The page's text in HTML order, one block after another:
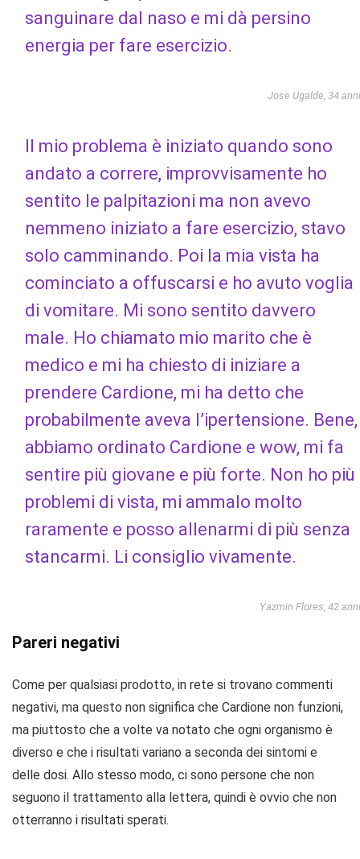
sanguinare dal naso e mi dà persino
energia per fare esercizio.
Jose Ugalde, 34 anni
Il mio problema è iniziato quando sono
andato a correre, improvvisamente ho
sentito le palpitazioni ma non avevo
nemmeno iniziato a fare esercizio, stavo
solo camminando. Poi la mia vista ha
cominciato a offuscarsi e ho avuto voglia
di vomitare. Mi sono sentito davvero
male. Ho chiamato mio marito che è
medico e mi ha chiesto di iniziare a
prendere Cardione, mi ha detto che
probabilmente aveva l’ipertensione. Bene,
abbiamo ordinato Cardione e wow, mi fa
sentire più giovane e più forte. Non ho più
problemi di vista, mi ammalo molto
raramente e posso allenarmi di più senza
stancarmi. Li consiglio vivamente.
Yazmin Flores, 42 anni
Pareri negativi
Come per qualsiasi prodotto, in rete si trovano commenti
negativi, ma questo non significa che Cardione non funzioni,
ma piuttosto che a volte va notato che ogni organismo è
diverso e che i risultati variano a seconda dei sintomi e
delle dosi. Allo stesso modo, ci sono persone che non
seguono il trattamento alla lettera, quindi è ovvio che non
otterranno i risultati sperati.